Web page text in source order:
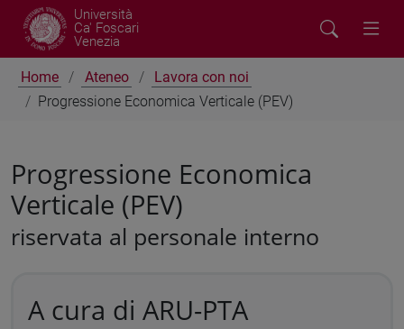
Università
Ca' Foscari
Venezia
Home Ateneo
Lavora con noi
Progressione Economica Verticale (PEV)
Progressione Economica
Verticale (PEV)
riservata al personale interno
A cura di ARU-PTA